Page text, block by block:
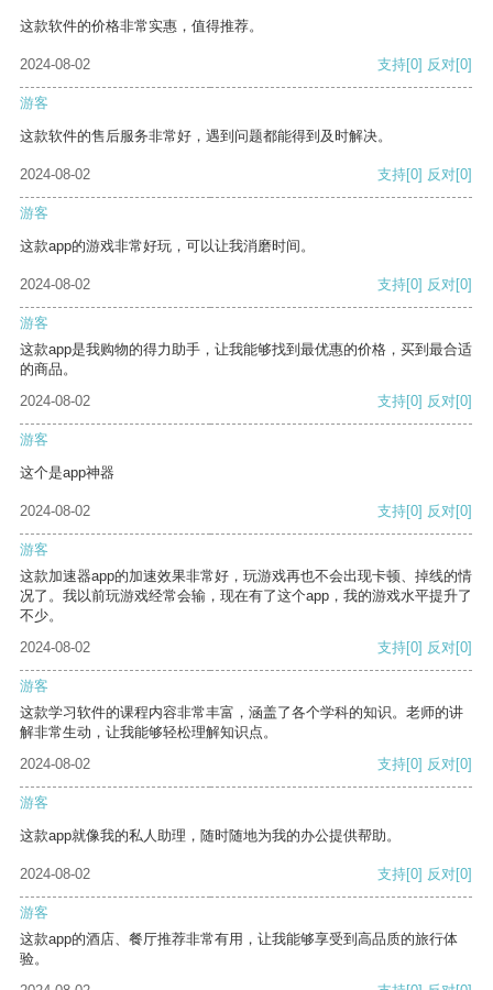
这款软件的价格非常实惠，值得推荐。
2024-08-02 支持[0] 反对[0]
游客
这款软件的售后服务非常好，遇到问题都能得到及时解决。
2024-08-02 支持[0] 反对[0]
游客
这款app的游戏非常好玩，可以让我消磨时间。
2024-08-02 支持[0] 反对[0]
游客
这款app是我购物的得力助手，让我能够找到最优惠的价格，买到最合适
的商品。
2024-08-02
支持[0] 反对[0]
游客
这个是app神器
2024-08-02 支持[0] 反对[0]
游客
这款加速器app的加速效果非常好，玩游戏再也不会出现卡顿、掉线的情
况了。我以前玩游戏经常会输，现在有了这个app，我的游戏水平提升了
不少。
2024-08-02
支持[0] 反对[0]
游客
这款学习软件的课程内容非常丰富，涵盖了各个学科的知识。老师的讲
解非常生动，让我能够轻松理解知识点。
2024-08-02
支持[0] 反对[0]
游客
这款app就像我的私人助理，随时随地为我的办公提供帮助。
2024-08-02 支持[0] 反对[0]
游客
这款app的酒店、餐厅推荐非常有用，让我能够享受到高品质的旅行体
验。